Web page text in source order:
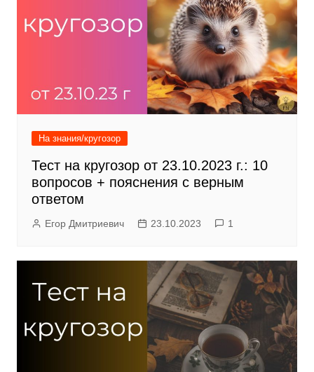
На знания/кругозор
Тест на кругозор от 23.10.2023 г.: 10
вопросов + пояснения с верным
ответом
Егор Дмитриевич 23.10.2023 1